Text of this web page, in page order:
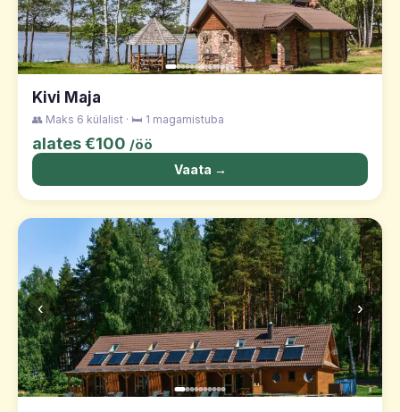
Kivi Maja
👥 Maks 6 külalist · 🛏️ 1 magamistuba
alates €100 /öö
Vaata →
‹ ›